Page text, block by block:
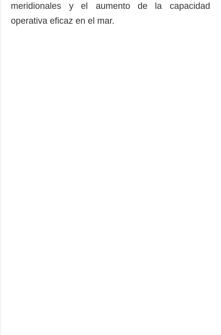
meridionales y el aumento de la capacidad
operativa eficaz en el mar.